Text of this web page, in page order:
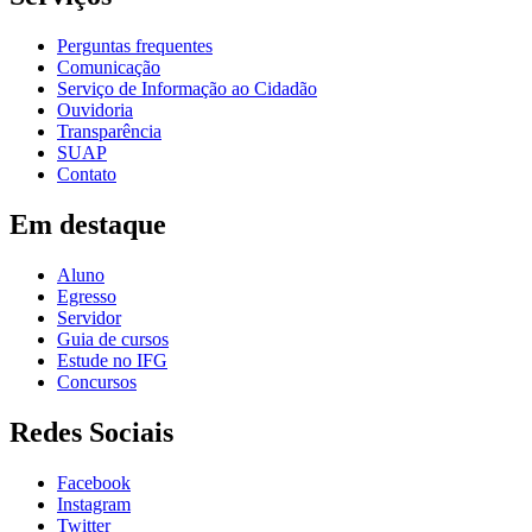
Perguntas frequentes
Comunicação
Serviço de Informação ao Cidadão
Ouvidoria
Transparência
SUAP
Contato
Em destaque
Aluno
Egresso
Servidor
Guia de cursos
Estude no IFG
Concursos
Redes Sociais
Facebook
Instagram
Twitter